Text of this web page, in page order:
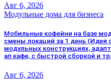
Авг 6, 2026
Модульные дома для бизнеса
Мобильные кофейни на базе
смены локаций за 1 день (Идея
модульных конструкциях,
ап кафе, с быстрой сборкой и
Авг 6, 2026